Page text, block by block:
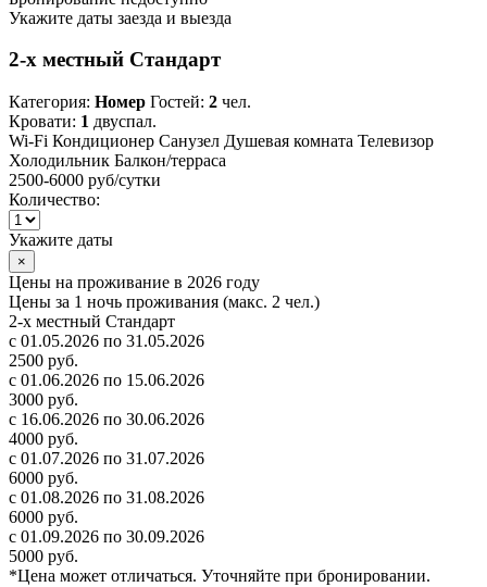
Укажите даты заезда и выезда
2-х местный Стандарт
Категория: Номер Гостей: 2 чел.
Кровати: 1 двуспал.
Wi-Fi Кондиционер Санузел Душевая комната Телевизор
Холодильник Балкон/терраса
2500-6000 руб/сутки
Количество:
Укажите даты
×
Цены на проживание в 2026 году
Цены за 1 ночь проживания (макс. 2 чел.)
2-х местный Стандарт
с 01.05.2026 по 31.05.2026
2500 руб.
с 01.06.2026 по 15.06.2026
3000 руб.
с 16.06.2026 по 30.06.2026
4000 руб.
с 01.07.2026 по 31.07.2026
6000 руб.
с 01.08.2026 по 31.08.2026
6000 руб.
с 01.09.2026 по 30.09.2026
5000 руб.
*Цена может отличаться. Уточняйте при бронировании.